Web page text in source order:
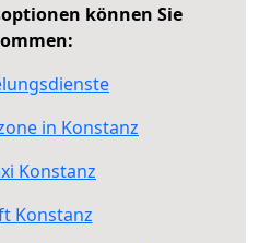
können Sie
in Konstanz
Konstanz
Konstanz